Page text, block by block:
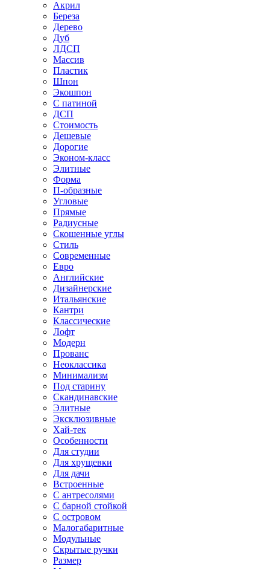
Акрил
Береза
Дерево
Дуб
ЛДСП
Массив
Пластик
Шпон
Экошпон
С патиной
ДСП
Стоимость
Дешевые
Дорогие
Эконом-класс
Элитные
Форма
П-образные
Угловые
Прямые
Радиусные
Скошенные углы
Стиль
Современные
Евро
Английские
Дизайнерские
Итальянские
Кантри
Классические
Лофт
Модерн
Прованс
Неоклассика
Минимализм
Под старину
Скандинавские
Элитные
Эксклюзивные
Хай-тек
Особенности
Для студии
Для хрущевки
Для дачи
Встроенные
С антресолями
С барной стойкой
С островом
Малогабаритные
Модульные
Скрытые ручки
Размер